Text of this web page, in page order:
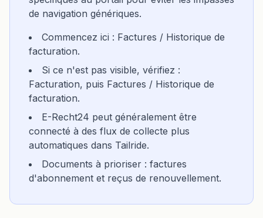
de navigation génériques.
Commencez ici : Factures / Historique de
facturation.
Si ce n'est pas visible, vérifiez :
Facturation, puis Factures / Historique de
facturation.
E-Recht24 peut généralement être
connecté à des flux de collecte plus
automatiques dans Tailride.
Documents à prioriser : factures
d'abonnement et reçus de renouvellement.